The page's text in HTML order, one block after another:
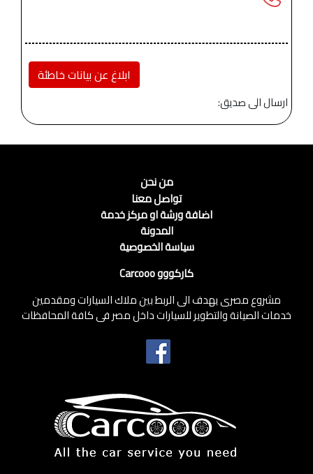
ابلاغ عن بيانات خاطئة
ارسال الى صديق:
من نحن
تواصل معنا
اضافة ورشة او مركز خدمة
المدونة
سياسة الخصوصية
كاركووو Carcooo
مشروع مصرى يهدف الى الربط بين ملاك السيارات ومقدمين
خدمات الصيانة والتطوير للسيارات داخل مصر فى كافة المحافظات